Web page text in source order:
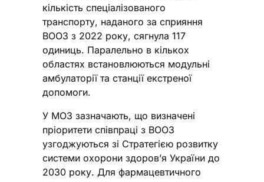
кількість спеціалізованого
транспорту, наданого за сприяння
ВООЗ з 2022 року, сягнула 117
одиниць. Паралельно в кількох
областях встановлюються модульні
амбулаторії та станції екстреної
допомоги.
У МОЗ зазначають, що визначені
пріоритети співпраці з ВООЗ
узгоджуються зі Стратегією розвитку
системи охорони здоров’я України до
2030 року. Для фармацевтичного